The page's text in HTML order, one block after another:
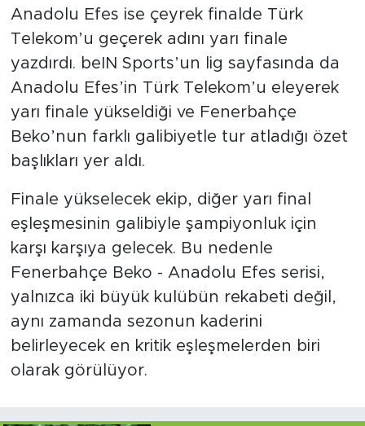
Anadolu Efes ise çeyrek finalde Türk
Telekom’u geçerek adını yarı finale
yazdırdı. beIN Sports’un lig sayfasında da
Anadolu Efes’in Türk Telekom’u eleyerek
yarı finale yükseldiği ve Fenerbahçe
Beko’nun farklı galibiyetle tur atladığı özet
başlıkları yer aldı.
Finale yükselecek ekip, diğer yarı final
eşleşmesinin galibiyle şampiyonluk için
karşı karşıya gelecek. Bu nedenle
Fenerbahçe Beko - Anadolu Efes serisi,
yalnızca iki büyük kulübün rekabeti değil,
aynı zamanda sezonun kaderini
belirleyecek en kritik eşleşmelerden biri
olarak görülüyor.